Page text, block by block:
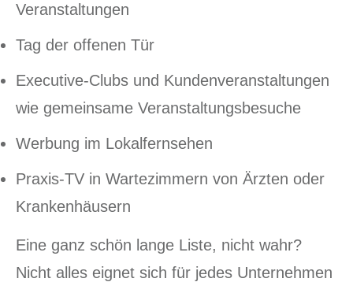
Veranstaltungen
Tag der offenen Tür
Executive-Clubs und Kundenveranstaltungen
wie gemeinsame Veranstaltungsbesuche
Werbung im Lokalfernsehen
Praxis-TV in Wartezimmern von Ärzten oder
Krankenhäusern
Eine ganz schön lange Liste, nicht wahr?
Nicht alles eignet sich für jedes Unternehmen